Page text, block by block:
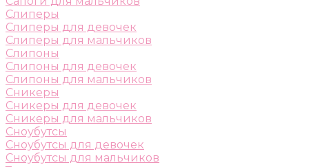
Слиперы
Слиперы для девочек
Слиперы для мальчиков
Слипоны
Слипоны для девочек
Слипоны для мальчиков
Сникеры
Сникеры для девочек
Сникеры для мальчиков
Сноубутсы
Сноубутсы для девочек
Сноубутсы для мальчиков